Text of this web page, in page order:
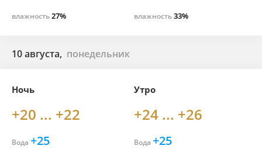
влажность27% влажность33%
10 августа, понедельник
Ночь
+20 ... +22
Вода +25
Утро
+24 ... +26
Вода +25